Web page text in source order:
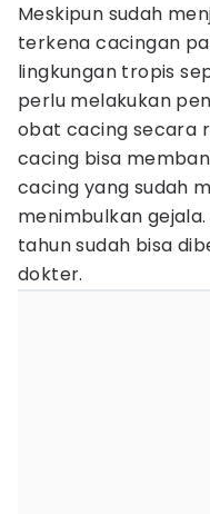
Meskipun sudah
terkena cacingan
lingkungan tropis
perlu melakukan
obat cacing secara
cacing bisa
cacing yang sudah
menimbulkan
tahun sudah bisa
dokter.